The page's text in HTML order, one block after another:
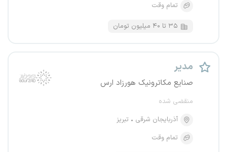
تمام وقت
۳۵ تا ۴۰ میلیون تومان
مدیر
صنایع مکاترونیک هورزاد ارس
منقضی شده
آذربایجان شرقی
تبریز
تمام وقت